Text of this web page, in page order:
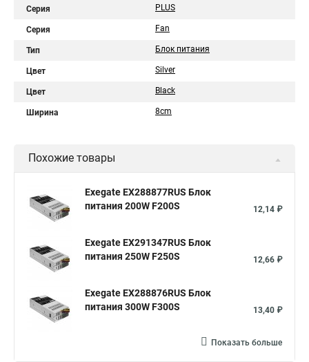
Серия PLUS
Серия Fan
Тип Блок питания
Цвет Silver
Цвет Black
Ширина 8cm
Похожие товары
Exegate EX288877RUS Блок
питания 200W F200S
12,14 ₽
Exegate EX291347RUS Блок
питания 250W F250S
12,66 ₽
Exegate EX288876RUS Блок
питания 300W F300S
13,40 ₽
Показать больше